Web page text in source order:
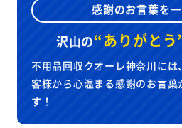
感謝のお言葉を
沢山の“ありがとう
不用品回収クオーレ神奈川に
客様から心温まる感謝のお言葉
す！